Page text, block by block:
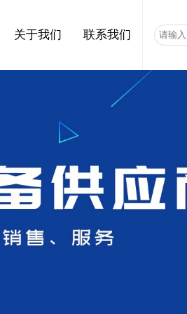
关于我们 联系我们